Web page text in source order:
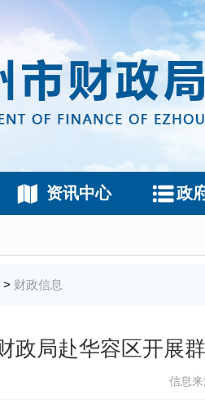
资讯中心 政
> 财政信息
政局赴华容区开展
信息